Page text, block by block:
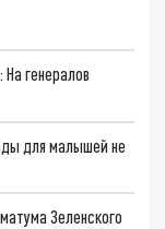
генералов
для малышей не
Зеленского